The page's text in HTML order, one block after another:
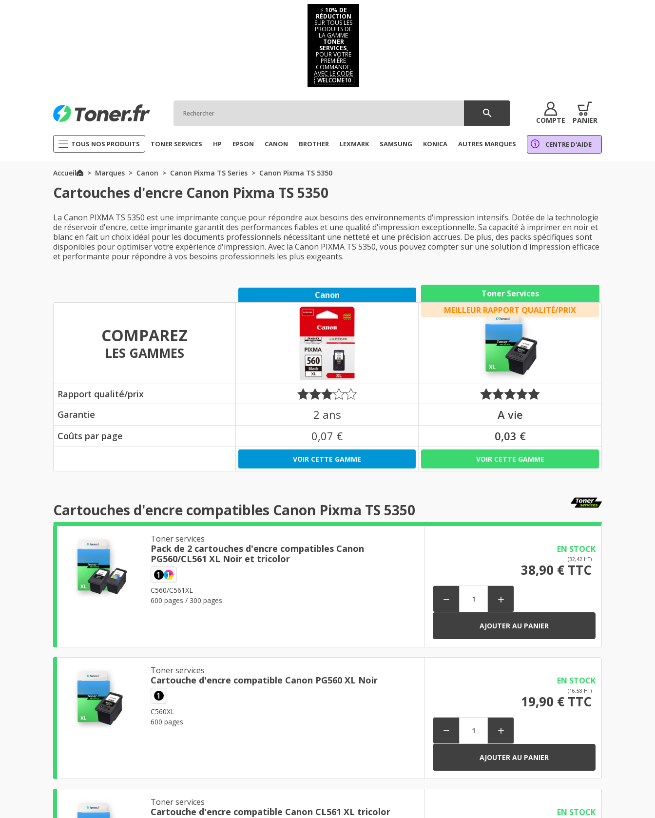
⚡ 10% DE
RÉDUCTION
SUR TOUS LES
PRODUITS DE
LA GAMME
TONER
SERVICES,
POUR VOTRE
PREMIÈRE
COMMANDE,
AVEC LE CODE
WELCOME10
search
COMPTE PANIER
TOUS NOS PRODUITS TONER SERVICES HP EPSON CANON BROTHER LEXMARK SAMSUNG KONICA AUTRES MARQUES CENTRE D'AIDE
Accueil Marques Canon Canon Pixma TS Series Canon Pixma TS 5350
Cartouches d'encre Canon Pixma TS 5350
La Canon PIXMA TS 5350 est une imprimante conçue pour répondre aux besoins des environnements d'impression intensifs. Dotée de la technologie
de réservoir d'encre, cette imprimante garantit des performances fiables et une qualité d'impression exceptionnelle. Sa capacité à imprimer en noir et
blanc en fait un choix idéal pour les documents professionnels nécessitant une netteté et une précision accrues. De plus, des packs spécifiques sont
disponibles pour optimiser votre expérience d'impression. Avec la Canon PIXMA TS 5350, vous pouvez compter sur une solution d'impression efficace
et performante pour répondre à vos besoins professionnels les plus exigeants.
Canon Toner Services
COMPAREZ
LES GAMMES
MEILLEUR RAPPORT QUALITÉ/PRIX
Rapport qualité/prix
Garantie
2 ans A vie
Coûts par page 0,07 € 0,03 €
VOIR CETTE GAMME VOIR CETTE GAMME
Cartouches d'encre compatibles Canon Pixma TS 5350
Toner services
Pack de 2 cartouches d'encre compatibles Canon
PG560/CL561 XL Noir et tricolor
1 1
C560/C561XL
600 pages / 300 pages
EN STOCK
(32,42 HT)
38,90 € TTC
 
AJOUTER AU PANIER
Toner services
Cartouche d'encre compatible Canon PG560 XL Noir
1
C560XL
600 pages
EN STOCK
(16,58 HT)
19,90 € TTC
 
AJOUTER AU PANIER
Toner services
Cartouche d'encre compatible Canon CL561 XL tricolor EN STOCK